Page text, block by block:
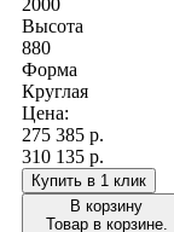
Высота
880
Форма
Круглая
Цена:
275 385 р.
310 135 р.
Купить в 1 клик
В корзину
Товар в корзине.